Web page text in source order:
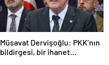
Müsavat Dervişoğlu: PKK’nın
bildirgesi, bir ihanet